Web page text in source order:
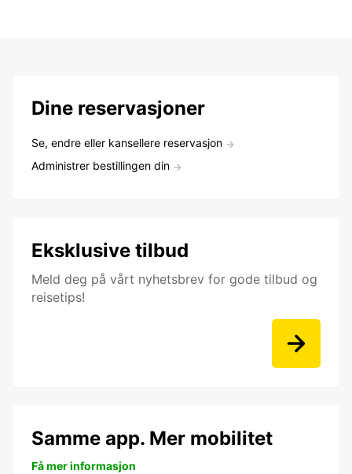
Dine reservasjoner
Se, endre eller kansellere reservasjon
Administrer bestillingen din
Eksklusive tilbud
Meld deg på vårt nyhetsbrev for gode tilbud og
reisetips!
Samme app. Mer mobilitet
Få mer informasjon